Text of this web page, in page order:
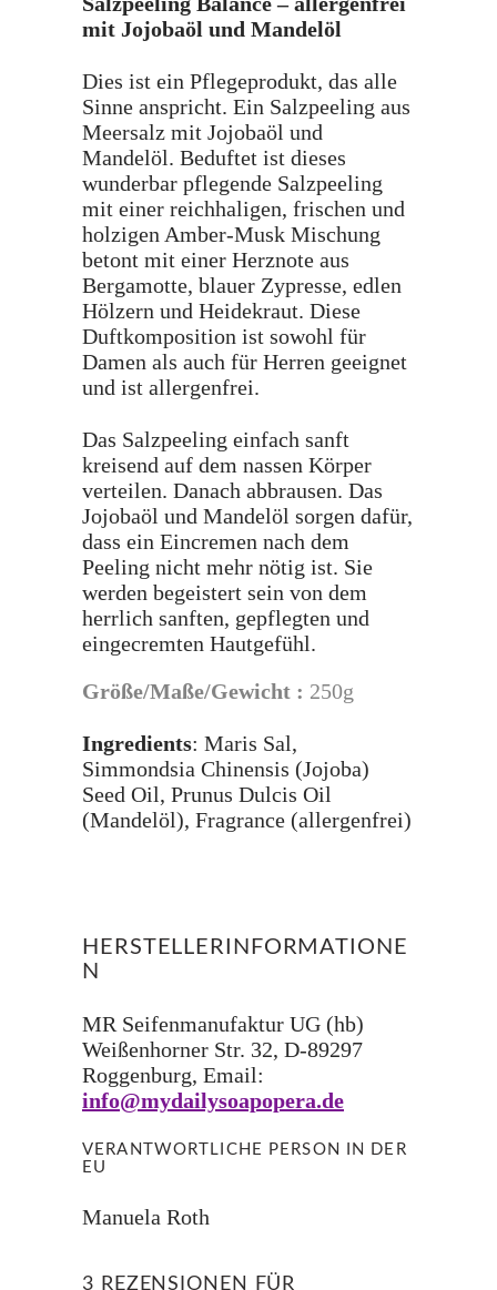
mit Jojobaöl und Mandelöl
Dies ist ein Pflegeprodukt, das alle
Sinne anspricht. Ein Salzpeeling aus
Meersalz mit Jojobaöl und
Mandelöl. Beduftet ist dieses
wunderbar pflegende Salzpeeling
mit einer reichhaligen, frischen und
holzigen Amber-Musk Mischung
betont mit einer Herznote aus
Bergamotte, blauer Zypresse, edlen
Hölzern und Heidekraut. Diese
Duftkomposition ist sowohl für
Damen als auch für Herren geeignet
und ist allergenfrei.
Das Salzpeeling einfach sanft
kreisend auf dem nassen Körper
verteilen. Danach abbrausen. Das
Jojobaöl und Mandelöl sorgen dafür,
dass ein Eincremen nach dem
Peeling nicht mehr nötig ist. Sie
werden begeistert sein von dem
herrlich sanften, gepflegten und
eingecremten Hautgefühl.
Größe/Maße/Gewicht : 250g
Ingredients: Maris Sal,
Simmondsia Chinensis (Jojoba)
Seed Oil, Prunus Dulcis Oil
(Mandelöl), Fragrance (allergenfrei)
HERSTELLERINFORMATIONE
N
MR Seifenmanufaktur UG (hb)
Weißenhorner Str. 32, D-89297
Roggenburg, Email:
info@mydailysoapopera.de
VERANTWORTLICHE PERSON IN DER
EU
Manuela Roth
3 REZENSIONEN FÜR